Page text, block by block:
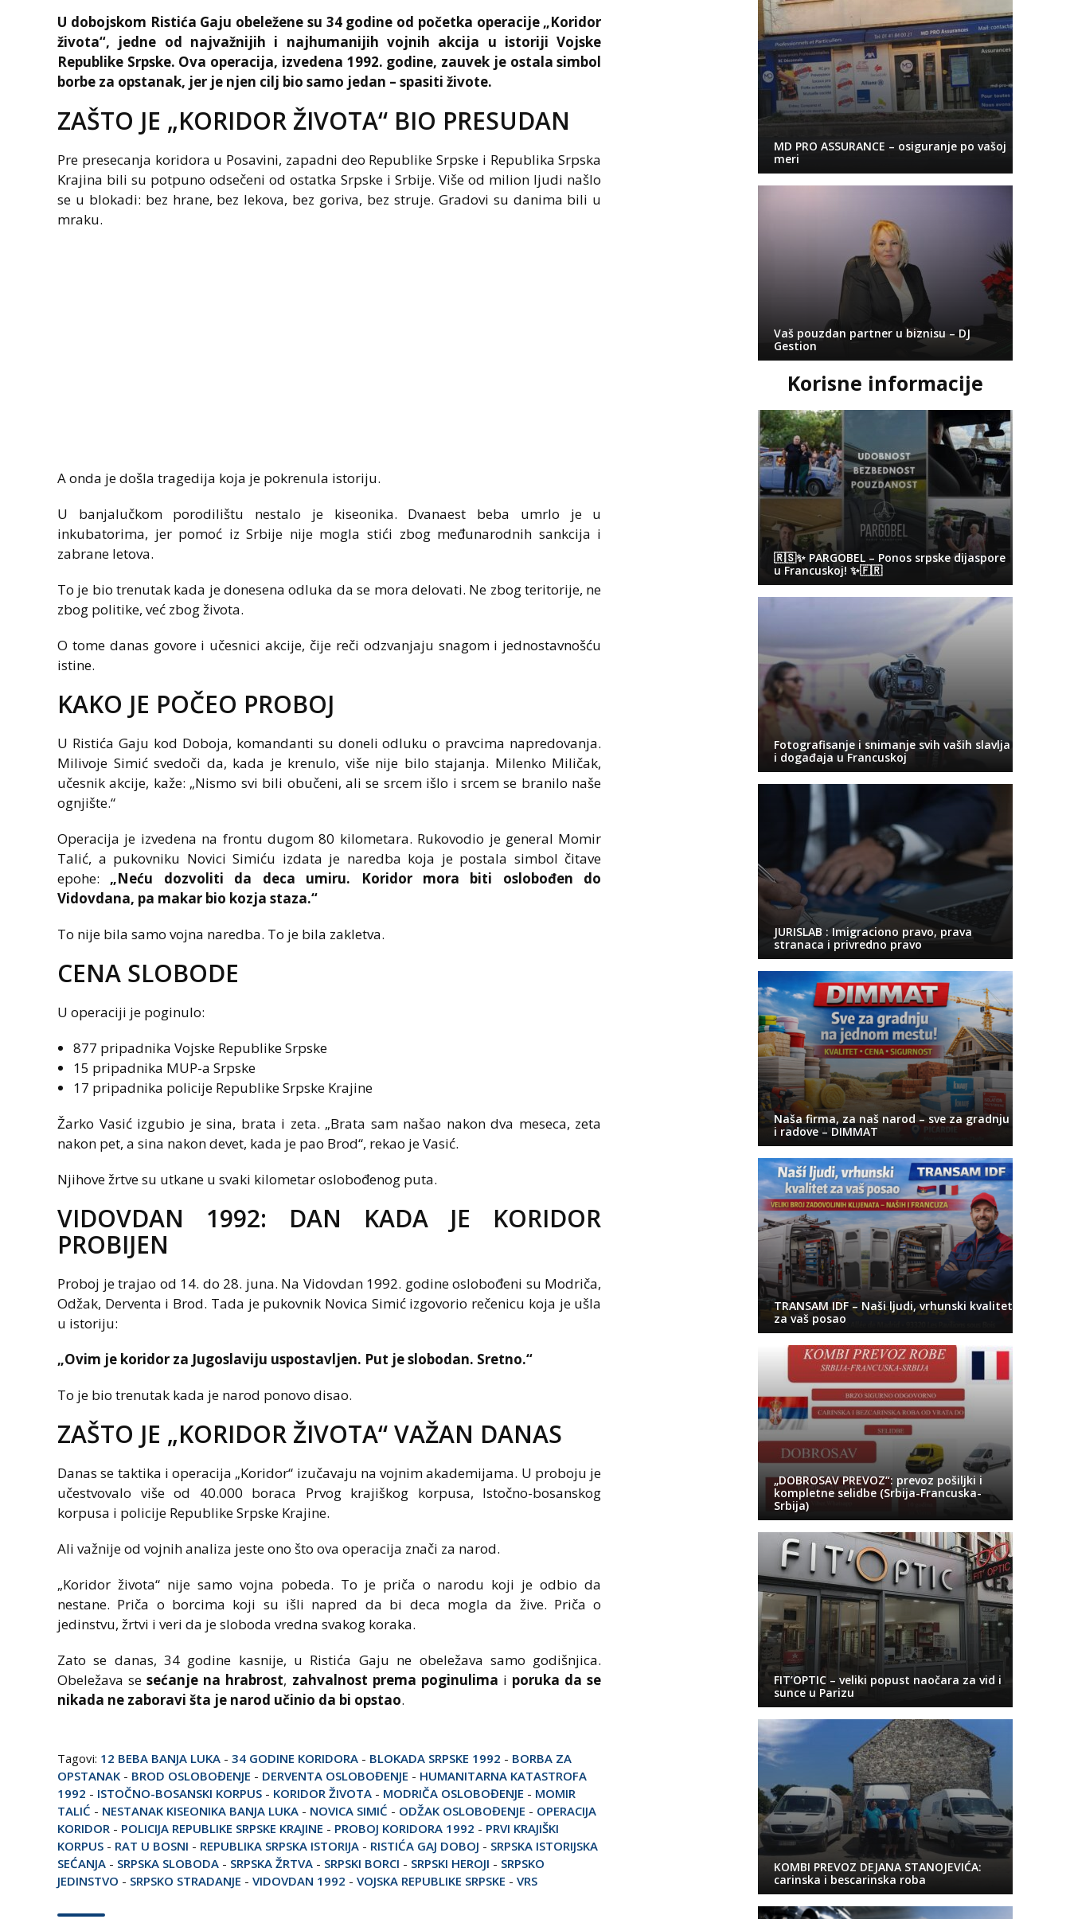
U dobojskom Ristića Gaju obeležene su 34 godine od početka operacije „Koridor
života“, jedne od najvažnijih i najhumanijih vojnih akcija u istoriji Vojske
Republike Srpske. Ova operacija, izvedena 1992. godine, zauvek je ostala simbol
borbe za opstanak, jer je njen cilj bio samo jedan – spasiti živote.
ZAŠTO JE „KORIDOR ŽIVOTA“ BIO PRESUDAN
Pre presecanja koridora u Posavini, zapadni deo Republike Srpske i Republika Srpska
Krajina bili su potpuno odsečeni od ostatka Srpske i Srbije. Više od milion ljudi našlo
se u blokadi: bez hrane, bez lekova, bez goriva, bez struje. Gradovi su danima bili u
mraku.
A onda je došla tragedija koja je pokrenula istoriju.
U banjalučkom porodilištu nestalo je kiseonika. Dvanaest beba umrlo je u
inkubatorima, jer pomoć iz Srbije nije mogla stići zbog međunarodnih sankcija i
zabrane letova.
To je bio trenutak kada je donesena odluka da se mora delovati. Ne zbog teritorije, ne
zbog politike, već zbog života.
O tome danas govore i učesnici akcije, čije reči odzvanjaju snagom i jednostavnošću
istine.
KAKO JE POČEO PROBOJ
U Ristića Gaju kod Doboja, komandanti su doneli odluku o pravcima napredovanja.
Milivoje Simić svedoči da, kada je krenulo, više nije bilo stajanja. Milenko Miličak,
učesnik akcije, kaže: „Nismo svi bili obučeni, ali se srcem išlo i srcem se branilo naše
ognjište.“
Operacija je izvedena na frontu dugom 80 kilometara. Rukovodio je general Momir
Talić, a pukovniku Novici Simiću izdata je naredba koja je postala simbol čitave
epohe: „Neću dozvoliti da deca umiru. Koridor mora biti oslobođen do
Vidovdana, pa makar bio kozja staza.“
To nije bila samo vojna naredba. To je bila zakletva.
CENA SLOBODE
U operaciji je poginulo:
877 pripadnika Vojske Republike Srpske
15 pripadnika MUP-a Srpske
17 pripadnika policije Republike Srpske Krajine
Žarko Vasić izgubio je sina, brata i zeta. „Brata sam našao nakon dva meseca, zeta
nakon pet, a sina nakon devet, kada je pao Brod“, rekao je Vasić.
Njihove žrtve su utkane u svaki kilometar oslobođenog puta.
VIDOVDAN 1992: DAN KADA JE KORIDOR
PROBIJEN
Proboj je trajao od 14. do 28. juna. Na Vidovdan 1992. godine oslobođeni su Modriča,
Odžak, Derventa i Brod. Tada je pukovnik Novica Simić izgovorio rečenicu koja je ušla
u istoriju:
„Ovim je koridor za Jugoslaviju uspostavljen. Put je slobodan. Sretno.“
To je bio trenutak kada je narod ponovo disao.
ZAŠTO JE „KORIDOR ŽIVOTA“ VAŽAN DANAS
Danas se taktika i operacija „Koridor“ izučavaju na vojnim akademijama. U proboju je
učestvovalo više od 40.000 boraca Prvog krajiškog korpusa, Istočno-bosanskog
korpusa i policije Republike Srpske Krajine.
Ali važnije od vojnih analiza jeste ono što ova operacija znači za narod.
„Koridor života“ nije samo vojna pobeda. To je priča o narodu koji je odbio da
nestane. Priča o borcima koji su išli napred da bi deca mogla da žive. Priča o
jedinstvu, žrtvi i veri da je sloboda vredna svakog koraka.
Zato se danas, 34 godine kasnije, u Ristića Gaju ne obeležava samo godišnjica.
Obeležava sesećanje na hrabrost, zahvalnost prema poginulima i poruka da se
nikada ne zaboravi šta je narod učinio da bi opstao.
Tagovi: 12 BEBA BANJA LUKA - 34 GODINE KORIDORA - BLOKADA SRPSKE 1992 - BORBA ZA
OPSTANAK - BROD OSLOBOĐENJE - DERVENTA OSLOBOĐENJE - HUMANITARNA KATASTROFA
1992 - ISTOČNO-BOSANSKI KORPUS - KORIDOR ŽIVOTA - MODRIČA OSLOBOĐENJE - MOMIR
TALIĆ - NESTANAK KISEONIKA BANJA LUKA - NOVICA SIMIĆ - ODŽAK OSLOBOĐENJE - OPERACIJA
KORIDOR - POLICIJA REPUBLIKE SRPSKE KRAJINE - PROBOJ KORIDORA 1992 - PRVI KRAJIŠKI
KORPUS - RAT U BOSNI - REPUBLIKA SRPSKA ISTORIJA - RISTIĆA GAJ DOBOJ - SRPSKA ISTORIJSKA
SEĆANJA - SRPSKA SLOBODA - SRPSKA ŽRTVA - SRPSKI BORCI - SRPSKI HEROJI - SRPSKO
JEDINSTVO - SRPSKO STRADANJE - VIDOVDAN 1992 - VOJSKA REPUBLIKE SRPSKE - VRS
MD PRO ASSURANCE – osiguranje po vašoj
meri
Vaš pouzdan partner u biznisu – DJ
Gestion
Korisne informacije
🇷🇸✨ PARGOBEL – Ponos srpske dijaspore
u Francuskoj! ✨🇫🇷
Fotografisanje i snimanje svih vaših slavlja
i događaja u Francuskoj
JURISLAB : Imigraciono pravo, prava
stranaca i privredno pravo
Naša firma, za naš narod – sve za gradnju
i radove – DIMMAT
TRANSAM IDF – Naši ljudi, vrhunski kvalitet
za vaš posao
„DOBROSAV PREVOZ“: prevoz pošiljki i
kompletne selidbe (Srbija-Francuska-
Srbija)
FIT’OPTIC – veliki popust naočara za vid i
sunce u Parizu
KOMBI PREVOZ DEJANA STANOJEVIĆA:
carinska i bescarinska roba